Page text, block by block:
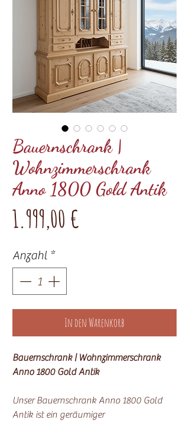
Bauernschrank |
Wohnzimmerschrank
Anno 1800 Gold Antik
1.999,00 €
Anzahl *
In den Warenkorb
Bauernschrank | Wohnzimmerschrank
Anno 1800 Gold Antik
Unser Bauernschrank Anno 1800 Gold
Antik ist ein geräumiger